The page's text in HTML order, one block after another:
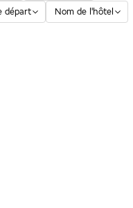
départ Nom de l'hôtel